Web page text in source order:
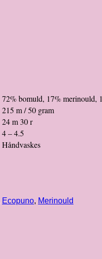
72% bomuld, 17% merinould,
215 m / 50 gram
24 m 30 r
4 – 4.5
Håndvaskes
Ecopuno, Merinould